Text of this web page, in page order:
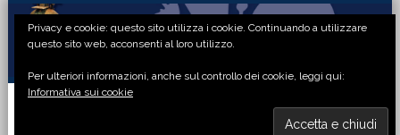
Passa
primaria
Passa
principale
Passa
laterale
Passa
di
Privacy e cookie: questo sito utilizza i cookie. Continuando a utilizzare
questo sito web, acconsenti al loro utilizzo.
Per ulteriori informazioni, anche sul controllo dei cookie, leggi qui:
Informativa sui cookie